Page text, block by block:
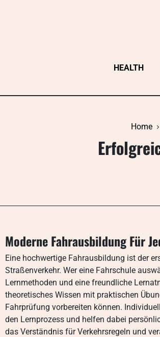
HEALTH
Home
Moderne Fahrausbildung Für
Eine hochwertige Fahrausbildung ist der
Straßenverkehr. Wer eine Fahrschule
Lernmethoden und eine freundliche
theoretisches Wissen mit praktischen
Fahrprüfung vorbereiten können.
den Lernprozess und helfen dabei
das Verständnis für Verkehrsregeln und